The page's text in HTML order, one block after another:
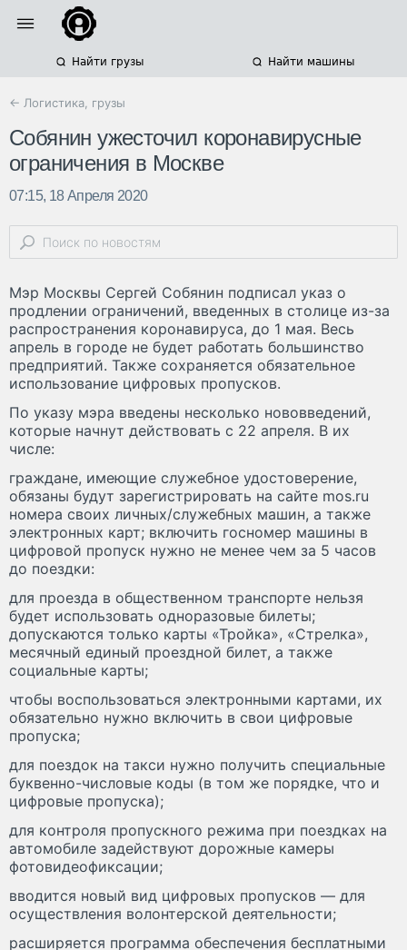
Найти грузы Найти машины
← Логистика, грузы
Собянин ужесточил коронавирусные
ограничения в Москве
07:15, 18 Апреля 2020
Мэр Москвы Сергей Собянин подписал указ о
продлении ограничений, введенных в столице из-за
распространения коронавируса, до 1 мая. Весь
апрель в городе не будет работать большинство
предприятий. Также сохраняется обязательное
использование цифровых пропусков.
По указу мэра введены несколько нововведений,
которые начнут действовать с 22 апреля. В их
числе:
граждане, имеющие служебное удостоверение,
обязаны будут зарегистрировать на сайте mos.ru
номера своих личных/служебных машин, а также
электронных карт; включить госномер машины в
цифровой пропуск нужно не менее чем за 5 часов
до поездки:
для проезда в общественном транспорте нельзя
будет использовать одноразовые билеты;
допускаются только карты «Тройка», «Стрелка»,
месячный единый проездной билет, а также
социальные карты;
чтобы воспользоваться электронными картами, их
обязательно нужно включить в свои цифровые
пропуска;
для поездок на такси нужно получить специальные
буквенно-числовые коды (в том же порядке, что и
цифровые пропуска);
для контроля пропускного режима при поездках на
автомобиле задействуют дорожные камеры
фотовидеофиксации;
вводится новый вид цифровых пропусков — для
осуществления волонтерской деятельности;
расширяется программа обеспечения бесплатными